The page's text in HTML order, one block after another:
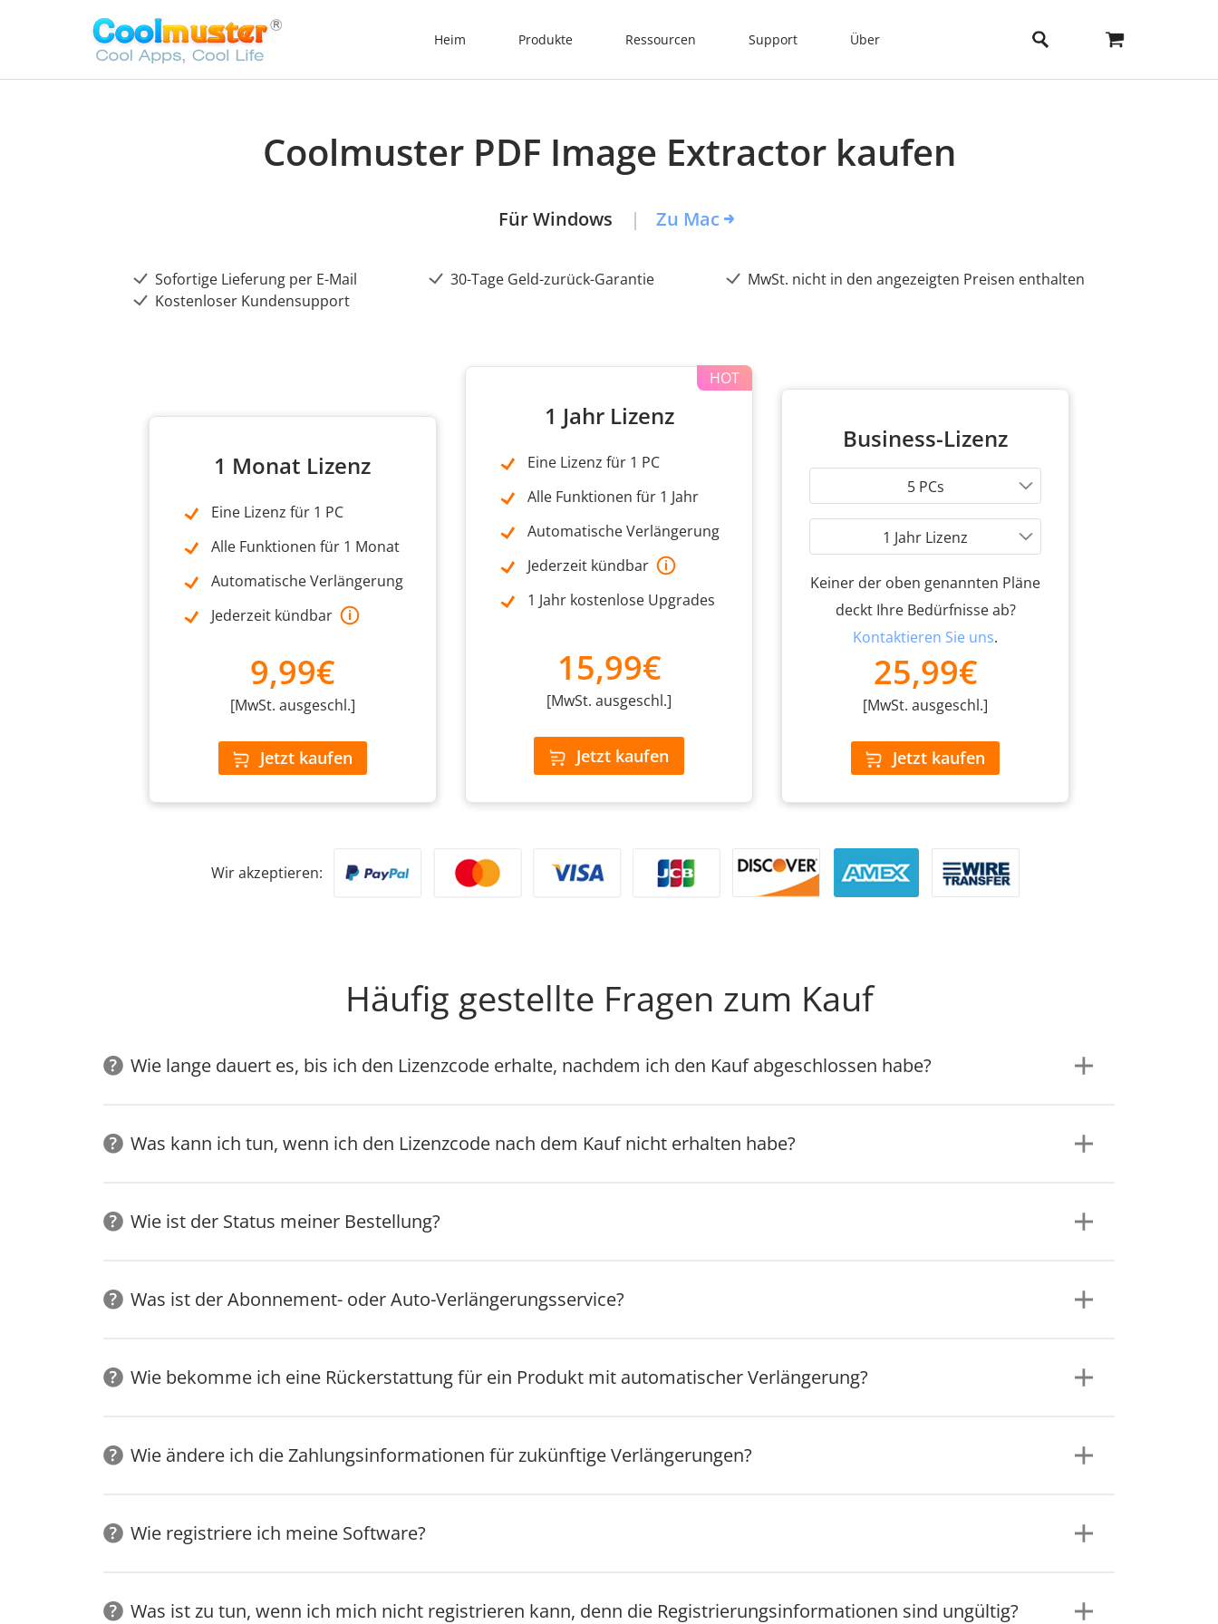
Heim Produkte Ressourcen Support Über
Coolmuster PDF Image Extractor kaufen
Für Windows Zu Mac
Sofortige Lieferung per E-Mail 30-Tage Geld-zurück-Garantie
MwSt. nicht in den angezeigten Preisen enthalten
Kostenloser Kundensupport
1 Monat Lizenz
Eine Lizenz für 1 PC
Alle Funktionen für 1 Monat
Automatische Verlängerung
Jederzeit kündbar
9,99€
[MwSt. ausgeschl.]
Jetzt kaufen
1 Jahr Lizenz
Eine Lizenz für 1 PC
Alle Funktionen für 1 Jahr
Automatische Verlängerung
Jederzeit kündbar
1 Jahr kostenlose Upgrades
15,99€
[MwSt. ausgeschl.]
Jetzt kaufen
Business-Lizenz
5 PCs
1 Jahr Lizenz
Keiner der oben genannten Pläne
deckt Ihre Bedürfnisse ab?
Kontaktieren Sie uns.
25,99€
[MwSt. ausgeschl.]
Jetzt kaufen
Wir akzeptieren:
Häufig gestellte Fragen zum Kauf
Wie lange dauert es, bis ich den Lizenzcode erhalte, nachdem ich den Kauf abgeschlossen habe?
Was kann ich tun, wenn ich den Lizenzcode nach dem Kauf nicht erhalten habe?
Wie ist der Status meiner Bestellung?
Was ist der Abonnement- oder Auto-Verlängerungsservice?
Wie bekomme ich eine Rückerstattung für ein Produkt mit automatischer Verlängerung?
Wie ändere ich die Zahlungsinformationen für zukünftige Verlängerungen?
Wie registriere ich meine Software?
Was ist zu tun, wenn ich mich nicht registrieren kann, denn die Registrierungsinformationen sind ungültig?